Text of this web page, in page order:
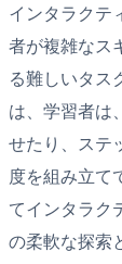
インタラクテ
者が複雑なス
る難しいタス
は、学習者は
せたり、ステ
度を組み立て
てインタラク
の柔軟な探索